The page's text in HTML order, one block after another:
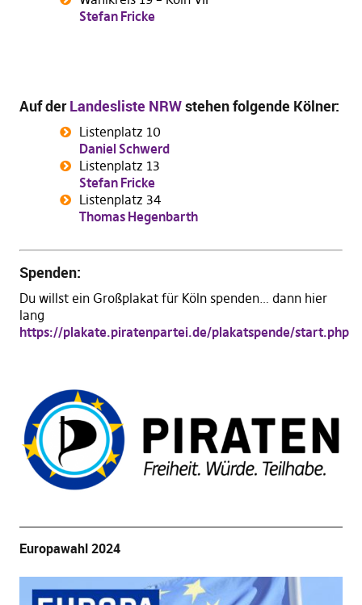
Stefan Fricke
Auf derLandesliste NRWstehen folgende Kölner:
Listenplatz 10
Daniel Schwerd
Listenplatz 13
Stefan Fricke
Listenplatz 34
Thomas Hegenbarth
Spenden:
Du willst ein Großplakat für Köln spenden… dann hier
lang
https://plakate.piratenpartei.de/plakatspende/start.php
Europawahl 2024